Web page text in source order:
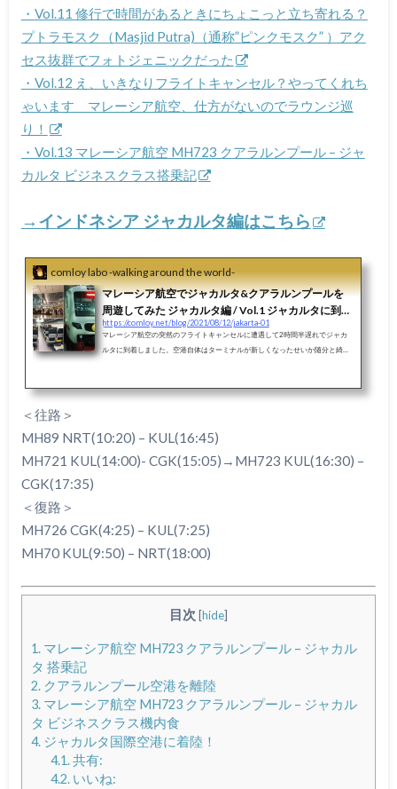
・Vol.11 修行で時間があるときにちょこっと立ち寄れる？
プトラモスク（Masjid Putra)（通称”ピンクモスク” ）アク
セス抜群でフォトジェニックだった
・Vol.12 え、いきなりフライトキャンセル？やってくれち
ゃいます マレーシア航空、仕方がないのでラウンジ巡
り！
・Vol.13 マレーシア航空 MH723 クアラルンプール – ジャ
カルタ ビジネスクラス搭乗記
→インドネシア ジャカルタ編はこちら
comloy labo -walking around the world-
マレーシア航空でジャカルタ&クアラルンプールを
周遊してみた ジャカルタ編 / Vol.1 ジャカルタに到
着！ジャカルタ空港はとっても立派だったけど初め
ての場所はやっぱり迷う
https://comloy.net/blog/2021/08/12/jakarta-01
マレーシア航空の突然のフライトキャンセルに遭遇して2時間半遅れでジャカ
ルタに到着しました。空港自体はターミナルが新しくなったせいか随分と綺麗
なんだけど、案内板は不親切（笑）ターミナル間移動の「スカイトレイン」と
るわけで...
＜往路＞
MH89 NRT(10:20) – KUL(16:45)
MH721 KUL(14:00)- CGK(15:05)→MH723 KUL(16:30) –
CGK(17:35)
＜復路＞
MH726 CGK(4:25) – KUL(7:25)
MH70 KUL(9:50) – NRT(18:00)
目次 [hide]
1.マレーシア航空 MH723 クアラルンプール – ジャカル
タ 搭乗記
2.クアラルンプール空港を離陸
3.マレーシア航空 MH723 クアラルンプール – ジャカル
タ ビジネスクラス機内食
4.ジャカルタ国際空港に着陸！
4.1.共有:
4.2.いいね: